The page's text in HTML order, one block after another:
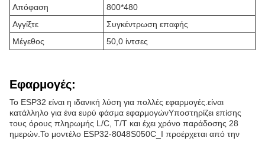
Απόφαση
800*480
Αγγίξτε
Συγκέντρωση επαφής
Μέγεθος
50,0 ίντσες
Εφαρμογές:
Το ESP32 είναι η ιδανική λύση για πολλές εφαρμογές.είναι
κατάλληλο για ένα ευρύ φάσμα εφαρμογώνΥποστηρίζει επίσης
τους όρους πληρωμής L/C, T/T και έχει χρόνο παράδοσης 28
ημερών.Το μοντέλο ESP32-8048S050C_I προέρχεται από την